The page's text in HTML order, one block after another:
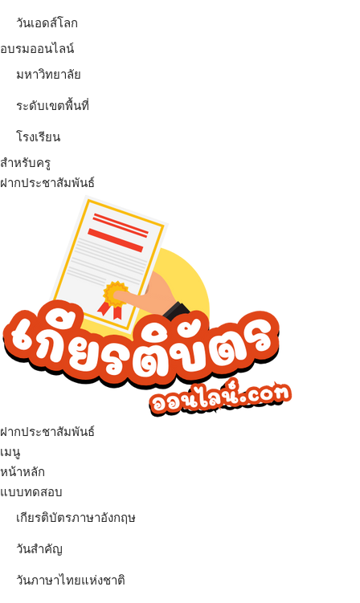
วันเอดส์โลก
อบรมออนไลน์
มหาวิทยาลัย
ระดับเขตพื้นที่
โรงเรียน
สำหรับครู
ฝากประชาสัมพันธ์
ฝากประชาสัมพันธ์
เมนู
หน้าหลัก
แบบทดสอบ
เกียรติบัตรภาษาอังกฤษ
วันสำคัญ
วันภาษาไทยแห่งชาติ